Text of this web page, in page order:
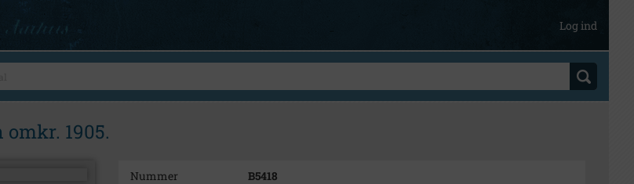
Log ind
1905.
Nummer
B5418